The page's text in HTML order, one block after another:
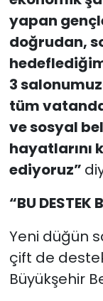
yapan
doğrudan,
3
tüm
ve sosyal
hayatlarını
ediyoruz”
“BU DESTEK
Yeni düğün
çift de
Büyükşehir